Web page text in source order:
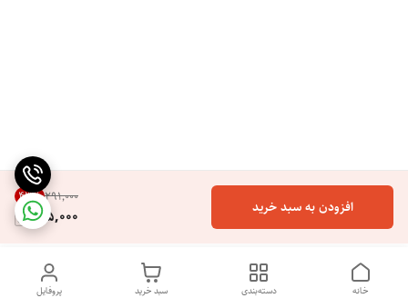
۲۹۱٬۰۰۰ 43%
165,000 افزودن به سبد خرید
پروفایل سبد خرید دسته‌بندی خانه